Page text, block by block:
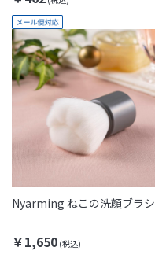
Nyarming ねこの洗顔ブラシ
￥1,650